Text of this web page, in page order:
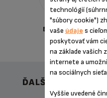
BEZPEČNÁ
PLATBA
ĎALŠIE
technológií
"súbory cookie")
vaše údaje s
poskytovať vám
na základe vašich
internete a
na sociálnych
Vyššie uvedené